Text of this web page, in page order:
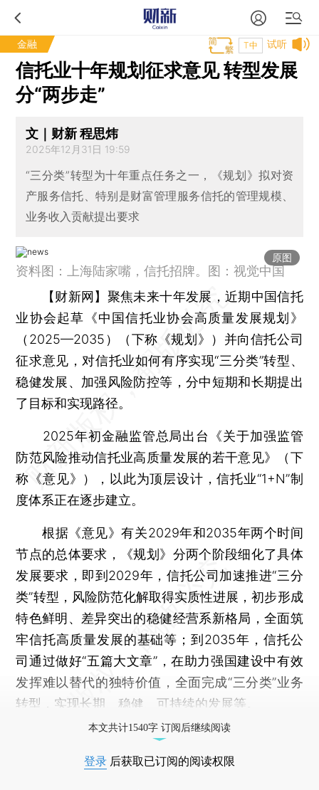
金融 试听
T中
信托业十年规划征求意见 转型发展
分“两步走”
文｜财新 程思炜
2025年12月31日 19:59
“三分类”转型为十年重点任务之一，《规划》拟对资
产服务信托、特别是财富管理服务信托的管理规模、
业务收入贡献提出要求
原图
资料图：上海陆家嘴，信托招牌。图：视觉中国
【财新网】 聚焦未来十年发展，近期中国信托
业协会起草《中国信托业协会高质量发展规划》
（2025—2035）（下称《规划》）并向信托公司
征求意见，对信托业如何有序实现“三分类”转型、
稳健发展、加强风险防控等，分中短期和长期提出
了目标和实现路径。
2025年初金融监管总局出台《关于加强监管
防范风险推动信托业高质量发展的若干意见》（下
称《意见》），以此为顶层设计，信托业“1+N”制
度体系正在逐步建立。
根据《意见》有关2029年和2035年两个时间
节点的总体要求，《规划》分两个阶段细化了具体
发展要求，即到2029年，信托公司加速推进“三分
类”转型，风险防范化解取得实质性进展，初步形成
特色鲜明、差异突出的稳健经营系新格局，全面筑
牢信托高质量发展的基础等；到2035年，信托公
司通过做好“五篇大文章”，在助力强国建设中有效
发挥难以替代的独特价值，全面完成“三分类”业务
转型，实现长期、稳健、可持续的发展等。
本文共计1540字 订阅后继续阅读
登录 后获取已订阅的阅读权限